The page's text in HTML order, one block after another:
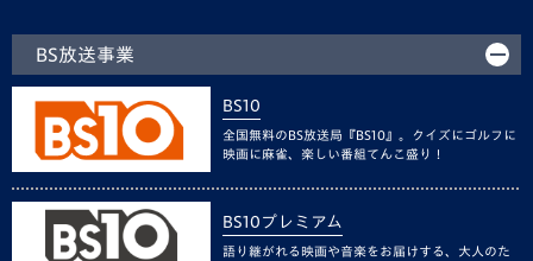
BS放送事業
BS10
全国無料のBS放送局『BS10』。クイズにゴルフに
映画に麻雀、楽しい番組てんこ盛り！
BS10プレミアム
語り継がれる映画や音楽をお届けする、大人のた